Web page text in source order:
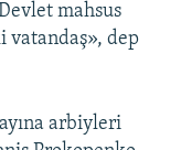
mahsus
vatandaş», dep
arbiyleri